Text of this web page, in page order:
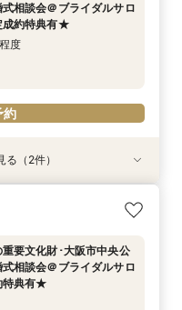
相談会＠ブライダルサロ
成約特典有★
度
約
要文化財･大阪市中央公
ディング相談会＠ブライ
要文化財･大阪市中央公
式相談会＠オンライン★マ
（2件）
重要文化財･大阪市中央公
相談会＠ブライダルサロ
特典有★